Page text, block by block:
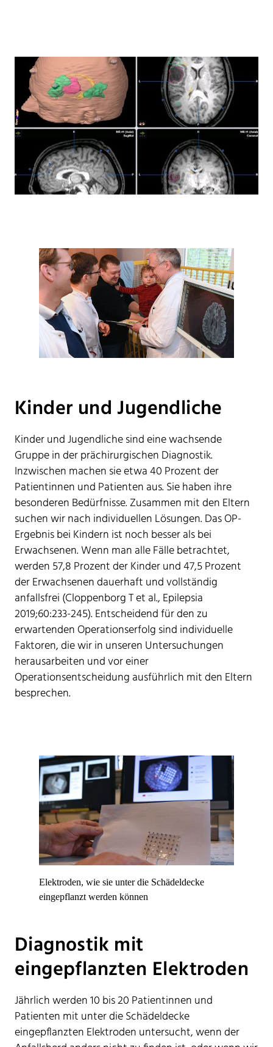
Kinder und Jugendliche
Kinder und Jugendliche sind eine wachsende
Gruppe in der prächirurgischen Diagnostik.
Inzwischen machen sie etwa 40 Prozent der
Patientinnen und Patienten aus. Sie haben ihre
besonderen Bedürfnisse. Zusammen mit den Eltern
suchen wir nach individuellen Lösungen. Das OP-
Ergebnis bei Kindern ist noch besser als bei
Erwachsenen. Wenn man alle Fälle betrachtet,
werden 57,8 Prozent der Kinder und 47,5 Prozent
der Erwachsenen dauerhaft und vollständig
anfallsfrei (Cloppenborg T et al., Epilepsia
2019;60:233-245). Entscheidend für den zu
erwartenden Operationserfolg sind individuelle
Faktoren, die wir in unseren Untersuchungen
herausarbeiten und vor einer
Operationsentscheidung ausführlich mit den Eltern
besprechen.
Elektroden, wie sie unter die Schädeldecke
eingepflanzt werden können
Diagnostik mit
eingepflanzten Elektroden
Jährlich werden 10 bis 20 Patientinnen und
Patienten mit unter die Schädeldecke
eingepflanzten Elektroden untersucht, wenn der